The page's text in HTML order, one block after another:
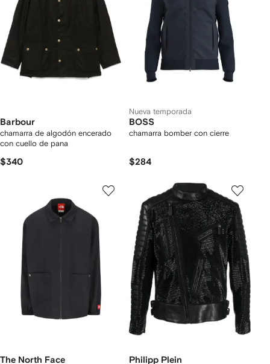
Barbour
chamarra de algodón encerado
con cuello de pana
$340
Nueva temporada
BOSS
chamarra bomber con cierre
$284
The North Face Philipp Plein